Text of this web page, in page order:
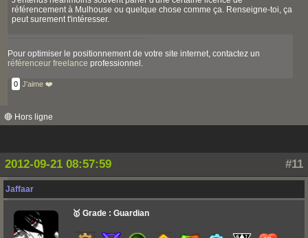
référencement à Mulhouse ou quelque chose comme ça. Renseigne-toi, ça
peut surement t'intéresser.
Pour optimiser le positionnement de votre site internet, contactez un
référenceur freelance professionnel.
0 J'aime ❤️
🔴 Hors ligne
#11
2012-09-21 08:57:59
Jaffaar
🥇 Grade : Guardian